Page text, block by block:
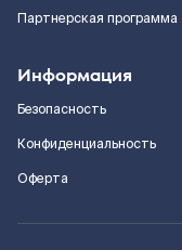
Партнерская программа
Информация
Безопасность
Конфиденциальность
Оферта